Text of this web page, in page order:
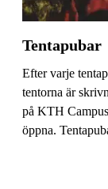
Tentapubar
Efter varje
tentorna är
på KTH
öppna.